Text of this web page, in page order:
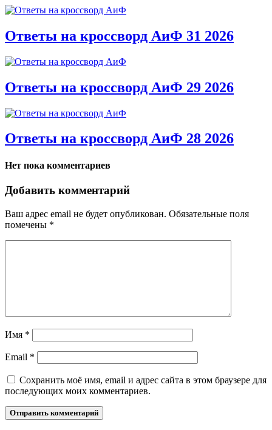
Ответы на кроссворд АиФ 31 2026
Ответы на кроссворд АиФ 29 2026
Ответы на кроссворд АиФ 28 2026
Нет пока комментариев
Добавить комментарий
Ваш адрес email не будет опубликован. Обязательные поля
помечены *
Имя *
Email *
Сохранить моё имя, email и адрес сайта в этом браузере для
последующих моих комментариев.